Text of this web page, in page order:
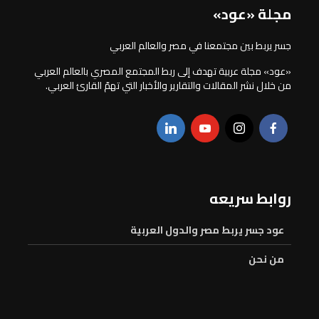
مجلة «عود»
جسر يربط بين مجتمعنا في مصر والعالم العربي
«عود» مجلة عربية تهدف إلى ربط المجتمع المصري بالعالم العربي
من خلال نشر المقالات والتقارير والأخبار التي تهمّ القارئ العربي.
روابط سريعه
عود جسر يربط مصر والدول العربية
من نحن